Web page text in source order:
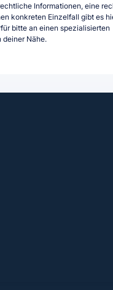
Informationen, eine
konkreten Einzelfall gibt es
bitte an einen spezialisierten
deiner Nähe.